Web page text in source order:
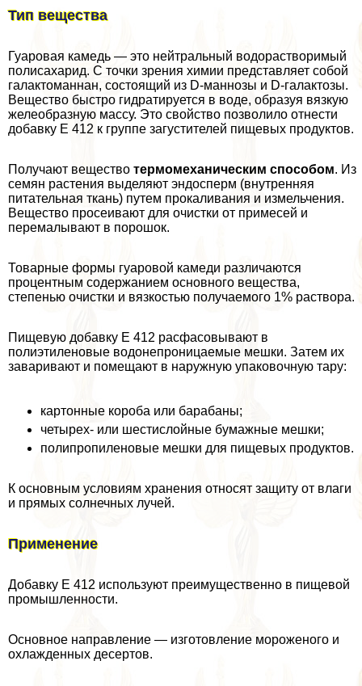
Тип вещества
Гуаровая камедь — это нейтральный водорастворимый
полисахарид. С точки зрения химии представляет собой
галактоманнан, состоящий из D-маннозы и D-галактозы.
Вещество быстро гидратируется в воде, образуя вязкую
желеобразную массу. Это свойство позволило отнести
добавку Е 412 к группе загустителей пищевых продуктов.
Получают вещество термомеханическим способом. Из
семян растения выделяют эндоcпepм (внутренняя
питательная ткань) путем прокаливания и измельчения.
Вещество просеивают для очистки от примесей и
перемалывают в порошок.
Товарные формы гуаровой камеди различаются
процентным содержанием основного вещества,
степенью очистки и вязкостью получаемого 1% раствора.
Пищевую добавку E 412 расфасовывают в
полиэтиленовые водонепроницаемые мешки. Затем их
заваривают и помещают в наружную упаковочную тару:
картонные короба или баpaбаны;
четырех- или шестислойные бумажные мешки;
полипропиленовые мешки для пищевых продуктов.
К основным условиям хранения относят защиту от влаги
и прямых солнечных лучей.
Применение
Добавку Е 412 используют преимущественно в пищевой
промышленности.
Основное направление — изготовление мороженого и
охлажденных десертов.